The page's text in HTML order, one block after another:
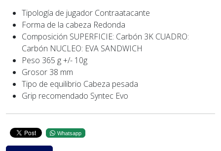
Tipología de jugador Contraatacante
Forma de la cabeza Redonda
Composición SUPERFICIE: Carbón 3K CUADRO:
Carbón NUCLEO: EVA SANDWICH
Peso 365 g +/- 10g
Grosor 38 mm
Tipo de equilibrio Cabeza pesada
Grip recomendado Syntec Evo
Whatsapp